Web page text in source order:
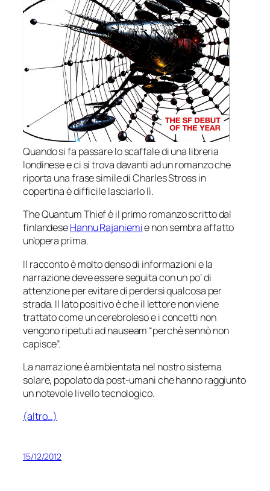
Quando si fa passare lo scaffale di una libreria
londinese e ci si trova davanti ad un romanzo che
riporta una frase simile di Charles Stross in
copertina è difficile lasciarlo lì.
The Quantum Thiefè il primo romanzo scritto dal
finlandeseHannu Rajaniemie non sembra affatto
un’opera prima.
Il racconto è molto denso di informazioni e la
narrazione deve essere seguita con un po’ di
attenzione per evitare di perdersi qualcosa per
strada. Il lato positivo è che il lettore non viene
trattato come un cerebroleso e i concetti non
vengono ripetutiad nauseam “perchè sennò non
capisce”.
La narrazione è ambientata nel nostro sistema
solare, popolato da post-umani che hanno raggiunto
un notevole livello tecnologico.
(altro…)
15/12/2012